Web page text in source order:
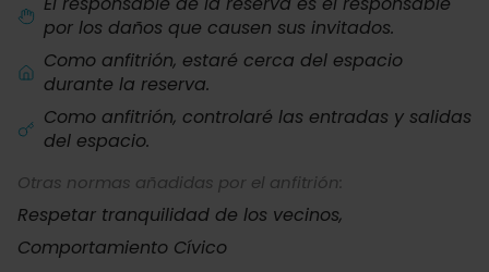
por los daños que causen sus invitados.
Como anfitrión, estaré cerca del espacio
durante la reserva.
Como anfitrión, controlaré las entradas y salidas
del espacio.
Otras normas añadidas por el anfitrión:
Respetar tranquilidad de los vecinos,
Comportamiento Cívico